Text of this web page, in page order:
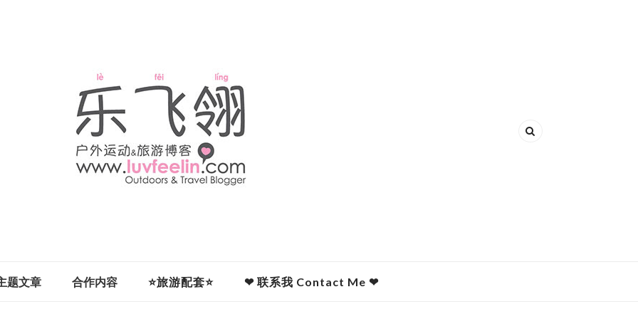
题文章 合作内容 ⭐旅游配套⭐ ❤ 联系我 Contact Me ❤